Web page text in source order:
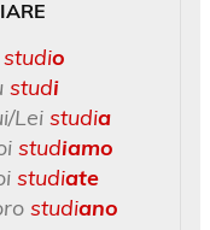
studio
studi
Lei studia
studiamo
studiate
studiano